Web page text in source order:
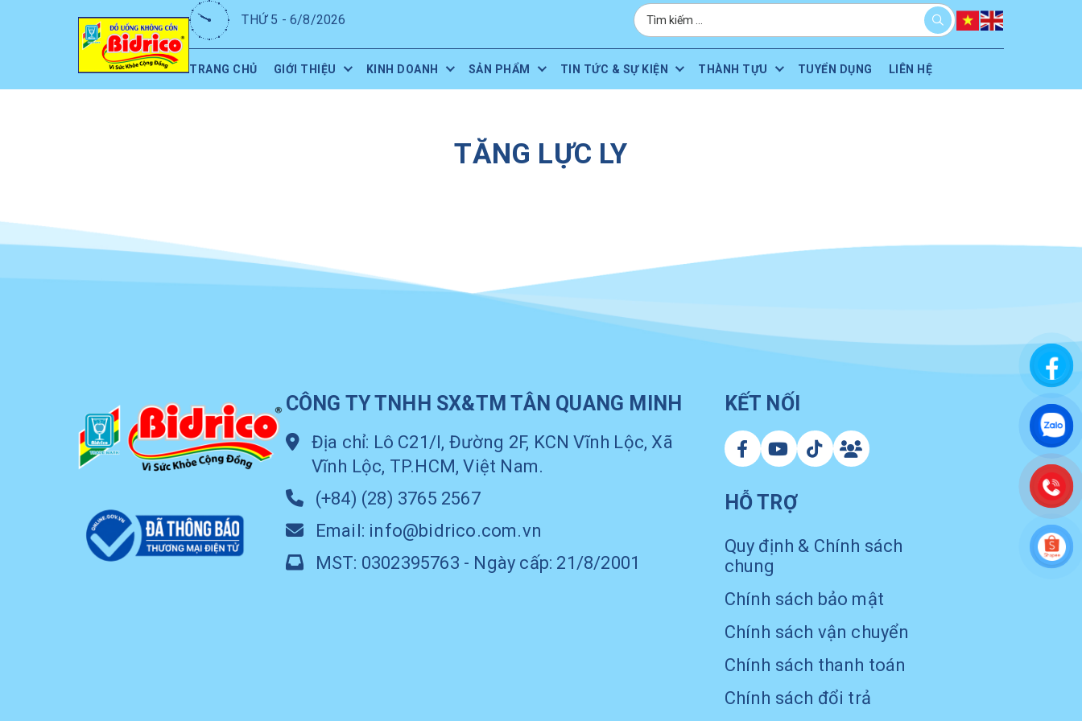
TRANG CHỦ GIỚI THIỆU KINH DOANH SẢN PHẨM TIN TỨC & SỰ KIỆN THÀNH TỰU TUYỂN DỤNG LIÊN HỆ
THỨ 5 - 6/8/2026
TĂNG LỰC LY
CÔNG TY TNHH SX&TM TÂN QUANG MINH
Địa chỉ: Lô C21/I, Đường 2F, KCN Vĩnh Lộc, Xã
Vĩnh Lộc, TP.HCM, Việt Nam.
(+84) (28) 3765 2567
Email: info@bidrico.com.vn
MST: 0302395763 - Ngày cấp: 21/8/2001
KẾT NỐI
HỖ TRỢ
Quy định & Chính sách
chung
Chính sách bảo mật
Chính sách vận chuyển
Chính sách thanh toán
Chính sách đổi trả